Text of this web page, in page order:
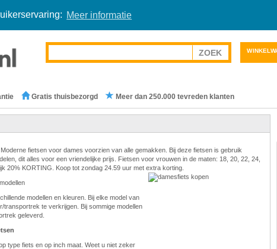
Meer informatie
Gratis thuisbezorgd Meer dan 250.000 tevreden klanten
fietsen voor dames voorzien van alle gemakken. Bij deze fietsen is gebruik
dit alles voor een vriendelijke prijs. Fietsen voor vrouwen in de maten: 18, 20, 22, 24,
20% KORTING. Koop tot zondag 24.59 uur met extra korting.
modellen en kleuren. Bij elke model van
transportrek te verkrijgen. Bij sommige modellen
geleverd.
type fiets en op inch maat. Weet u niet zeker